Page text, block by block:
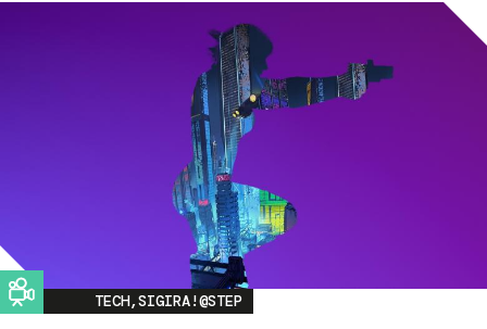
Image
TECH,SIGIRA!@STEP